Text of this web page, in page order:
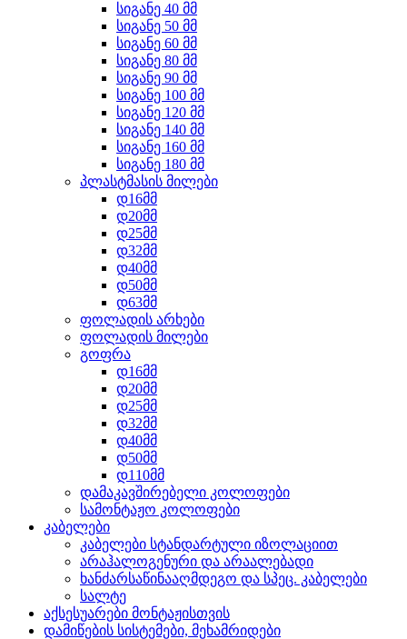
სიგანე 40 მმ
სიგანე 50 მმ
სიგანე 60 მმ
სიგანე 80 მმ
სიგანე 90 მმ
სიგანე 100 მმ
სიგანე 120 მმ
სიგანე 140 მმ
სიგანე 160 მმ
სიგანე 180 მმ
პლასტმასის მილები
დ16მმ
დ20მმ
დ25მმ
დ32მმ
დ40მმ
დ50მმ
დ63მმ
ფოლადის არხები
ფოლადის მილები
გოფრა
დ16მმ
დ20მმ
დ25მმ
დ32მმ
დ40მმ
დ50მმ
დ110მმ
დამაკავშირებელი კოლოფები
სამონტაჟო კოლოფები
კაბელები
კაბელები სტანდარტული იზოლაციით
არაჰალოგენური და არაალებადი
ხანძარსაწინააღმდეგო და სპეც. კაბელები
სალტე
აქსესუარები მონტაჟისთვის
დამიწების სისტემები, მეხამრიდები